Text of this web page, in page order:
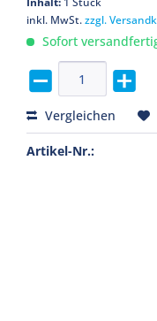
inkl. MwSt.zzgl.
Sofort
Vergleichen
Artikel-Nr.: